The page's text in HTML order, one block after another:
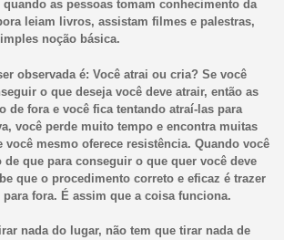
quando as pessoas tomam conhecimento da
leiam livros, assistam filmes e palestras,
noção básica.
observada é: Você atrai ou cria? Se você
o que deseja você deve atrair, então as
de fora e você fica tentando atraí-las para
você perde muito tempo e encontra muitas
mesmo oferece resistência. Quando você
que para conseguir o que quer você deve
que o procedimento correto e eficaz é trazer
fora. É assim que a coisa funciona.
nada do lugar, não tem que tirar nada de